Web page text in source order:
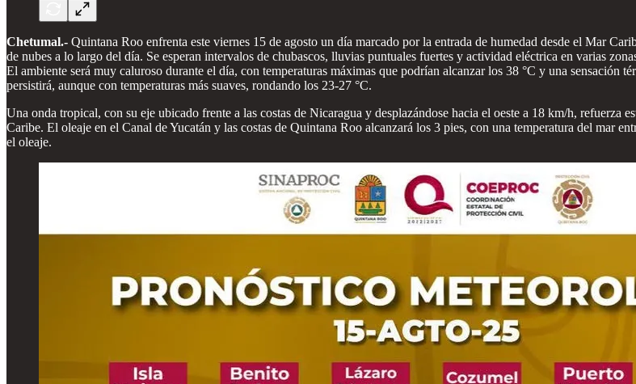
Chetumal.- Quintana Roo enfrenta este viernes 15 de agosto un día marcado por la entrada de humedad desde el Mar
de nubes a lo largo del día. Se esperan intervalos de chubascos, lluvias puntuales fuertes y actividad eléctrica en varias
El ambiente será muy caluroso durante el día, con temperaturas máximas que podrían alcanzar los 38 °C y una sensación
persistirá, aunque con temperaturas más suaves, rondando los 23-27 °C.
Una onda tropical, con su eje ubicado frente a las costas de Nicaragua y desplazándose hacia el oeste a 18 km/h, refuerza
Caribe. El oleaje en el Canal de Yucatán y las costas de Quintana Roo alcanzará los 3 pies, con una temperatura del mar
el oleaje.